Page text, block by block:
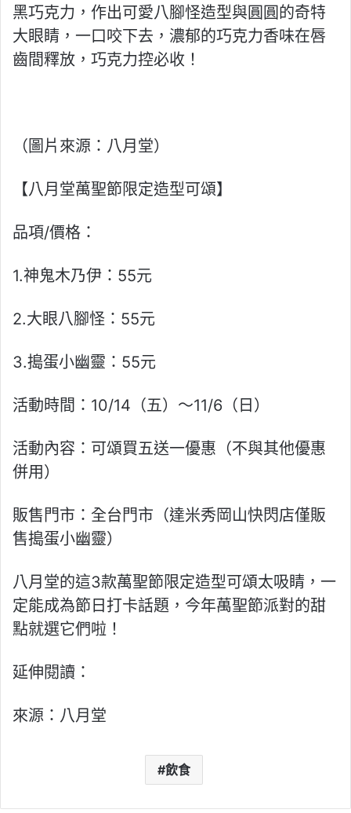
黑巧克力，作出可愛八腳怪造型與圓圓的奇特
大眼睛，一口咬下去，濃郁的巧克力香味在唇
齒間釋放，巧克力控必收！
（圖片來源：八月堂）
【八月堂萬聖節限定造型可頌】
品項/價格：
1.神鬼木乃伊：55元
2.大眼八腳怪：55元
3.搗蛋小幽靈：55元
活動時間：10/14（五）～11/6（日）
活動內容：可頌買五送一優惠（不與其他優惠
併用）
販售門市：全台門市（達米秀岡山快閃店僅販
售搗蛋小幽靈）
八月堂的這3款萬聖節限定造型可頌太吸睛，一
定能成為節日打卡話題，今年萬聖節派對的甜
點就選它們啦！
延伸閱讀：
來源：八月堂
飲食